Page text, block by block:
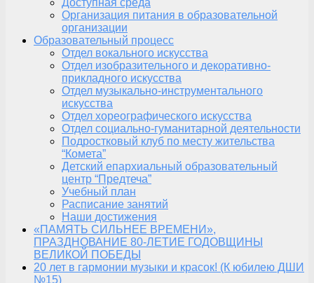
Доступная среда
Организация питания в образовательной
организации
Образовательный процесс
Отдел вокального искусства
Отдел изобразительного и декоративно-
прикладного искусства
Отдел музыкально-инструментального
искусства
Отдел хореографического искусства
Отдел социально-гуманитарной деятельности
Подростковый клуб по месту жительства
“Комета”
Детский епархиальный образовательный
центр “Предтеча”
Учебный план
Расписание занятий
Наши достижения
«ПАМЯТЬ СИЛЬНЕЕ ВРЕМЕНИ»,
ПРАЗДНОВАНИЕ 80-ЛЕТИЕ ГОДОВЩИНЫ
ВЕЛИКОЙ ПОБЕДЫ
20 лет в гармонии музыки и красок! (К юбилею ДШИ
№15)